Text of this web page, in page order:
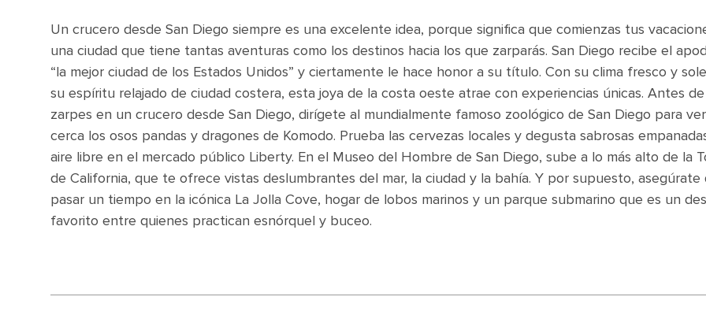
Un crucero desde San Diego siempre es una excelente idea, porque significa que comienzas tus
una ciudad que tiene tantas aventuras como los destinos hacia los que zarparás. San Diego recibe el
“la mejor ciudad de los Estados Unidos” y ciertamente le hace honor a su título. Con su clima fresco y
su espíritu relajado de ciudad costera, esta joya de la costa oeste atrae con experiencias únicas. Antes
zarpes en un crucero desde San Diego, dirígete al mundialmente famoso zoológico de San Diego para
cerca los osos pandas y dragones de Komodo. Prueba las cervezas locales y degusta sabrosas
aire libre en el mercado público Liberty. En el Museo del Hombre de San Diego, sube a lo más alto de la
de California, que te ofrece vistas deslumbrantes del mar, la ciudad y la bahía. Y por supuesto, asegúrate
pasar un tiempo en la icónica La Jolla Cove, hogar de lobos marinos y un parque submarino que es un
favorito entre quienes practican esnórquel y buceo.